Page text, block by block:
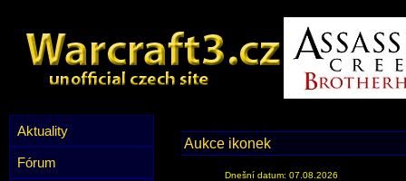
Aktuality
Fórum
Aukce ikonek
Dnešní datum: 07.08.2026